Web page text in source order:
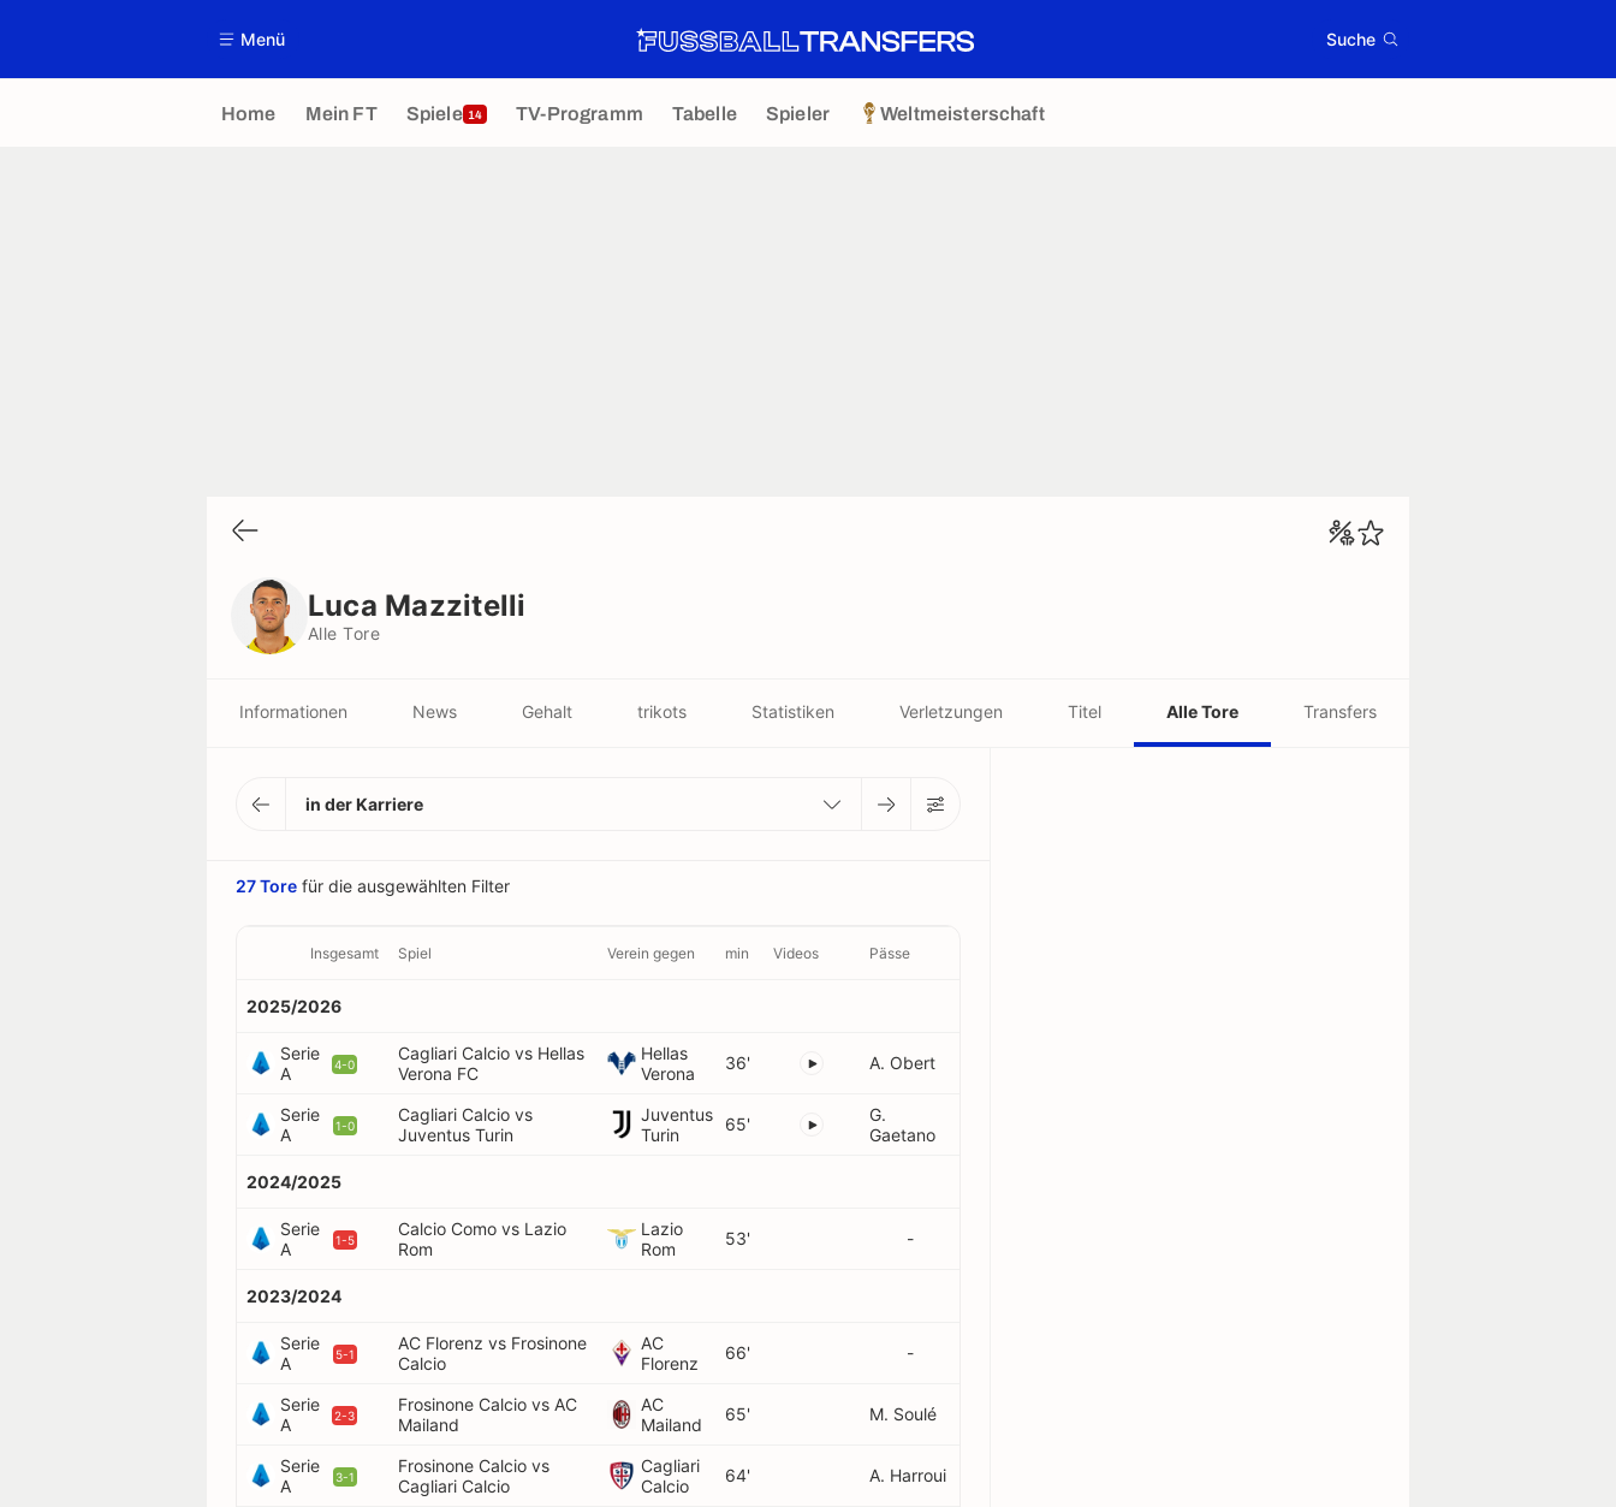
Menü Suche
Home Mein FT Spiele 14 TV-Programm Tabelle Spieler Weltmeisterschaft
Luca Mazzitelli
Alle Tore
Informationen News Gehalt trikots Statistiken Verletzungen Titel Alle Tore Transfers
in der Karriere
27 Tore für die ausgewählten Filter
Insgesamt Spiel Verein gegen min Videos Pässe
2025/2026
Serie
A
4-0
Cagliari Calcio vs Hellas
Verona FC
Hellas
Verona
36' A. Obert
Serie
A
1-0
Cagliari Calcio vs
Juventus Turin
Juventus
Turin
65'
G.
Gaetano
2024/2025
Serie
A
1-5
Calcio Como vs Lazio
Rom
Lazio
Rom
53' -
2023/2024
Serie
A
5-1
AC Florenz vs Frosinone
Calcio
AC
Florenz
66' -
Serie
A
2-3
Frosinone Calcio vs AC
Mailand
AC
Mailand
65' M. Soulé
Serie
A
3-1
Frosinone Calcio vs
Cagliari Calcio
Cagliari
Calcio
64' A. Harroui